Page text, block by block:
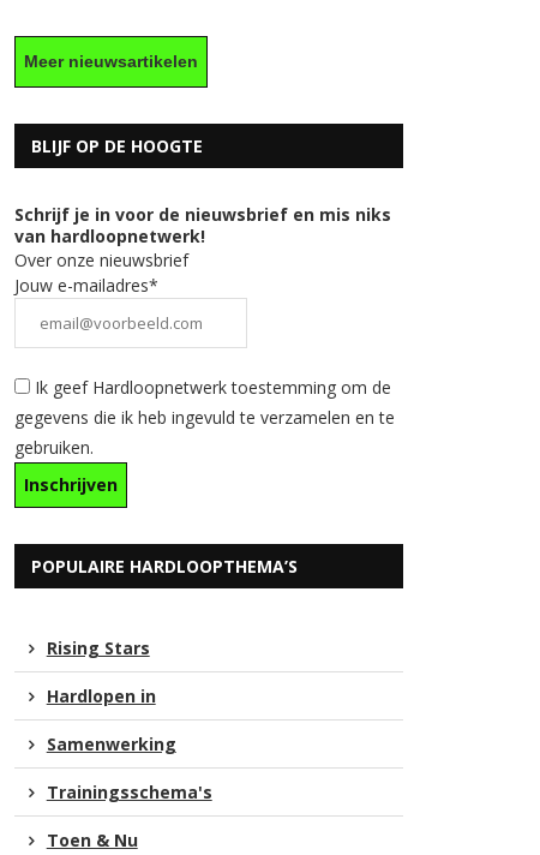
Meer nieuwsartikelen
BLIJF OP DE HOOGTE
Schrijf je in voor de nieuwsbrief en mis niks
van hardloopnetwerk!
Over onze nieuwsbrief
Jouw e-mailadres*
Ik geef Hardloopnetwerk toestemming om de
gegevens die ik heb ingevuld te verzamelen en te
gebruiken.
POPULAIRE HARDLOOPTHEMA’S
Rising Stars
Hardlopen in
Samenwerking
Trainingsschema's
Toen & Nu